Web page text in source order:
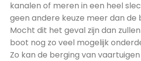
kanalen of meren in een heel
geen andere keuze meer dan de
Mocht dit het geval zijn dan
boot nog zo veel mogelijk
Zo kan de berging van